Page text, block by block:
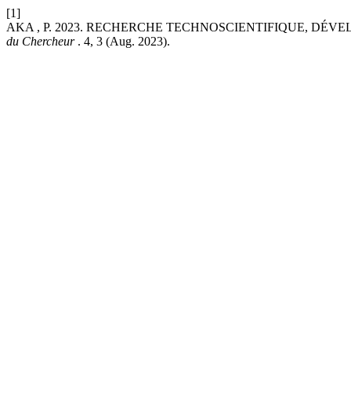
[1]
AKA , P. 2023. RECHERCHE TECHNOSCIENTIFIQUE,
du Chercheur . 4, 3 (Aug. 2023).